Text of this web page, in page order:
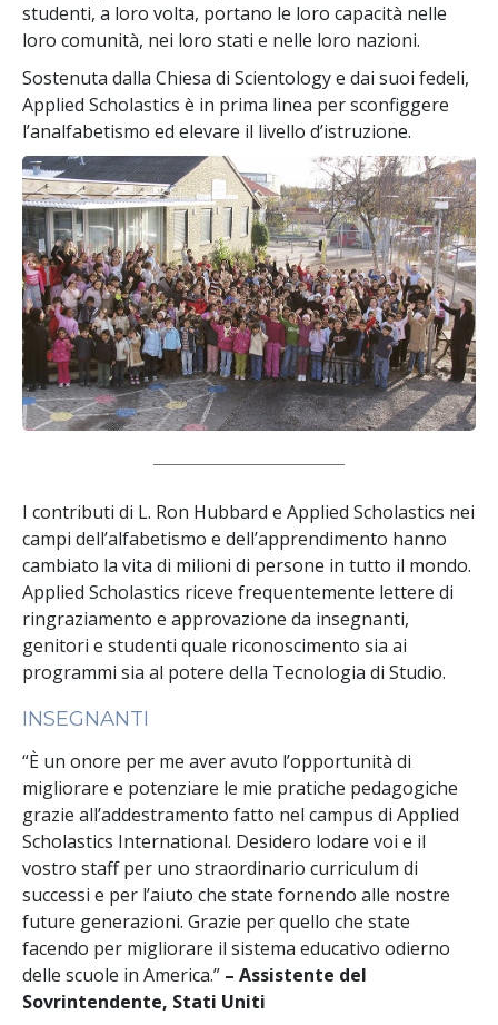
studenti, a loro volta, portano le loro capacità nelle
loro comunità, nei loro stati e nelle loro nazioni.
Sostenuta dalla Chiesa di Scientology e dai suoi fedeli,
Applied Scholastics è in prima linea per sconfiggere
l’analfabetismo ed elevare il livello d’istruzione.
I contributi di L. Ron Hubbard e Applied Scholastics nei
campi dell’alfabetismo e dell’apprendimento hanno
cambiato la vita di milioni di persone in tutto il mondo.
Applied Scholastics riceve frequentemente lettere di
ringraziamento e approvazione da insegnanti,
genitori e studenti quale riconoscimento sia ai
programmi sia al potere della Tecnologia di Studio.
INSEGNANTI
“È un onore per me aver avuto l’opportunità di
migliorare e potenziare le mie pratiche pedagogiche
grazie all’addestramento fatto nel campus di Applied
Scholastics International. Desidero lodare voi e il
vostro staff per uno straordinario curriculum di
successi e per l’aiuto che state fornendo alle nostre
future generazioni. Grazie per quello che state
facendo per migliorare il sistema educativo odierno
delle scuole in America.” – Assistente del
Sovrintendente, Stati Uniti